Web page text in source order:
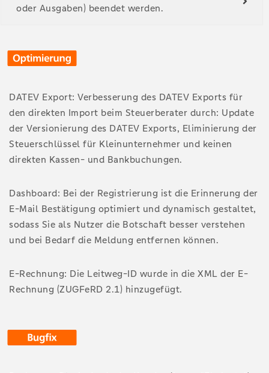
oder Ausgaben) beendet werden.
DATEV Export: Verbesserung des DATEV Exports für
den direkten Import beim Steuerberater durch: Update
der Versionierung des DATEV Exports, Eliminierung der
Steuerschlüssel für Kleinunternehmer und keinen
direkten Kassen- und Bankbuchungen.
Dashboard: Bei der Registrierung ist die Erinnerung der
E-Mail Bestätigung optimiert und dynamisch gestaltet,
sodass Sie als Nutzer die Botschaft besser verstehen
und bei Bedarf die Meldung entfernen können.
E-Rechnung: Die Leitweg-ID wurde in die XML der E-
Rechnung (ZUGFeRD 2.1) hinzugefügt.